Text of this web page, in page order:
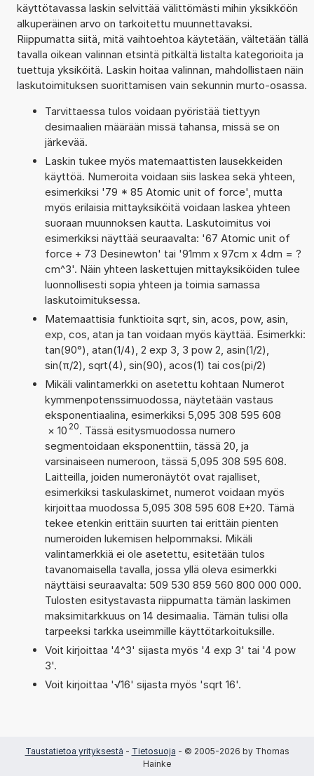
käyttötavassa laskin selvittää välittömästi mihin yksikköön
alkuperäinen arvo on tarkoitettu muunnettavaksi.
Riippumatta siitä, mitä vaihtoehtoa käytetään, vältetään tällä
tavalla oikean valinnan etsintä pitkältä listalta kategorioita ja
tuettuja yksiköitä. Laskin hoitaa valinnan, mahdollistaen näin
laskutoimituksen suorittamisen vain sekunnin murto-osassa.
Tarvittaessa tulos voidaan pyöristää tiettyyn
desimaalien määrään missä tahansa, missä se on
järkevää.
Laskin tukee myös matemaattisten lausekkeiden
käyttöä. Numeroita voidaan siis laskea sekä yhteen,
esimerkiksi '79 * 85 Atomic unit of force', mutta
myös erilaisia mittayksiköitä voidaan laskea yhteen
suoraan muunnoksen kautta. Laskutoimitus voi
esimerkiksi näyttää seuraavalta: '67 Atomic unit of
force + 73 Desinewton' tai '91mm x 97cm x 4dm = ?
cm^3'. Näin yhteen laskettujen mittayksiköiden tulee
luonnollisesti sopia yhteen ja toimia samassa
laskutoimituksessa.
Matemaattisia funktioita sqrt, sin, acos, pow, asin,
exp, cos, atan ja tan voidaan myös käyttää. Esimerkki:
tan(90°), atan(1/4), 2 exp 3, 3 pow 2, asin(1/2),
sin(π/2), sqrt(4), sin(90), acos(1) tai cos(pi/2)
Mikäli valintamerkki on asetettu kohtaan Numerot
kymmenpotenssimuodossa, näytetään vastaus
eksponentiaalina, esimerkiksi 5,095 308 595 608
× 10 20. Tässä esitysmuodossa numero
segmentoidaan eksponenttiin, tässä 20, ja
varsinaiseen numeroon, tässä 5,095 308 595 608.
Laitteilla, joiden numeronäytöt ovat rajalliset,
esimerkiksi taskulaskimet, numerot voidaan myös
kirjoittaa muodossa 5,095 308 595 608 E+20. Tämä
tekee etenkin erittäin suurten tai erittäin pienten
numeroiden lukemisen helpommaksi. Mikäli
valintamerkkiä ei ole asetettu, esitetään tulos
tavanomaisella tavalla, jossa yllä oleva esimerkki
näyttäisi seuraavalta: 509 530 859 560 800 000 000.
Tulosten esitystavasta riippumatta tämän laskimen
maksimitarkkuus on 14 desimaalia. Tämän tulisi olla
tarpeeksi tarkka useimmille käyttötarkoituksille.
Voit kirjoittaa '4^3' sijasta myös '4 exp 3' tai '4 pow
3'.
Voit kirjoittaa '√16' sijasta myös 'sqrt 16'.
Taustatietoa yrityksestä - Tietosuoja - © 2005-2026 by Thomas
Hainke